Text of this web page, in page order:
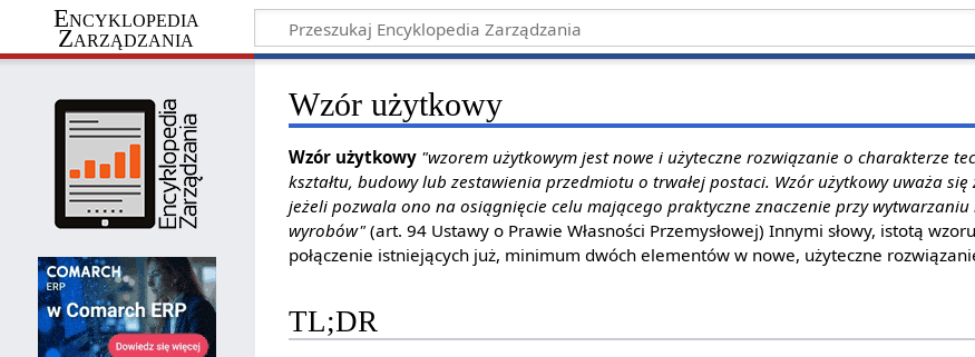
Encyklopedia
Zarządzania
Wzór użytkowy
Wzór użytkowy "wzorem użytkowym jest nowe i użyteczne rozwiązanie o charakterze
kształtu, budowy lub zestawienia przedmiotu o trwałej postaci. Wzór użytkowy uważa
jeżeli pozwala ono na osiągnięcie celu mającego praktyczne znaczenie przy
wyrobów" (art. 94 Ustawy o Prawie Własności Przemysłowej) Innymi słowy, istotą
połączenie istniejących już, minimum dwóch elementów w nowe, użyteczne
TL;DR